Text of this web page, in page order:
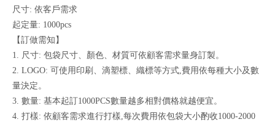
尺寸: 依客戶需求
起定量: 1000pcs
【訂做需知】
1. 尺寸: 包袋尺寸、顏色、材質可依顧客需求量身訂製。
2. LOGO: 可使用印刷、滴塑標、織標等方式,費用依每種大小及數
量決定。
3. 數量: 基本起訂1000PCS數量越多相對價格就越便宜。
4. 打樣: 依顧客需求進行打樣,每次費用依包袋大小酌收1000-2000